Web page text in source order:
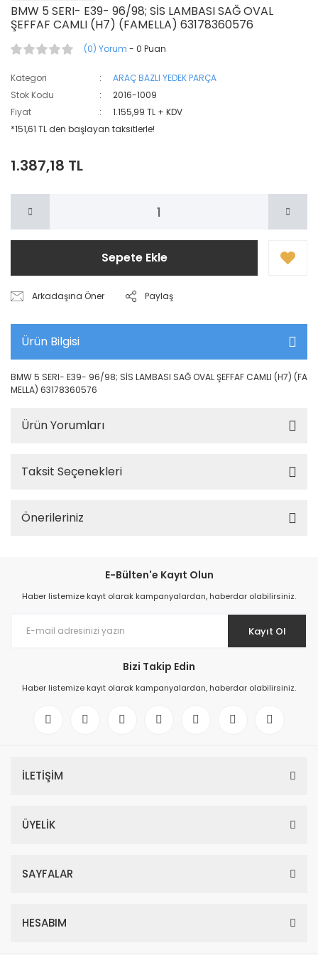
BMW 5 SERI- E39- 96/98; SİS LAMBASI SAĞ OVAL
ŞEFFAF CAMLI (H7) (FAMELLA) 63178360576
(0) Yorum - 0 Puan
Kategori
ARAÇ BAZLI YEDEK PARÇA
Stok Kodu
2016-1009
Fiyat
1.155,99 TL + KDV
*151,61 TL den başlayan taksitlerle!
1.387,18 TL
Sepete Ekle
Arkadaşına Öner Paylaş
Ürün Bilgisi
BMW 5 SERI- E39- 96/98; SİS LAMBASI SAĞ OVAL ŞEFFAF CAMLI (H7) (FA
MELLA) 63178360576
Ürün Yorumları
Taksit Seçenekleri
Önerileriniz
E-Bülten'e Kayıt Olun
Haber listemize kayıt olarak kampanyalardan, haberdar olabilirsiniz.
Kayıt Ol
Bizi Takip Edin
Haber listemize kayıt olarak kampanyalardan, haberdar olabilirsiniz.
İLETİŞİM
ÜYELİK
SAYFALAR
HESABIM